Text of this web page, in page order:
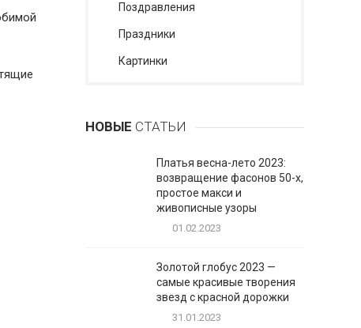
Поздравления
Праздники
Картинки
НОВЫЕ СТАТЬИ
Платья весна-лето 2023:
возвращение фасонов 50-х,
простое макси и
живописные узоры
01.02.2023
Золотой глобус 2023 —
самые красивые творения
звезд с красной дорожки
31.01.2023